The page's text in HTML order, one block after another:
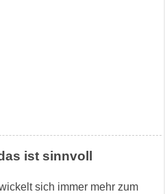
ist sinnvoll
sich immer mehr zum